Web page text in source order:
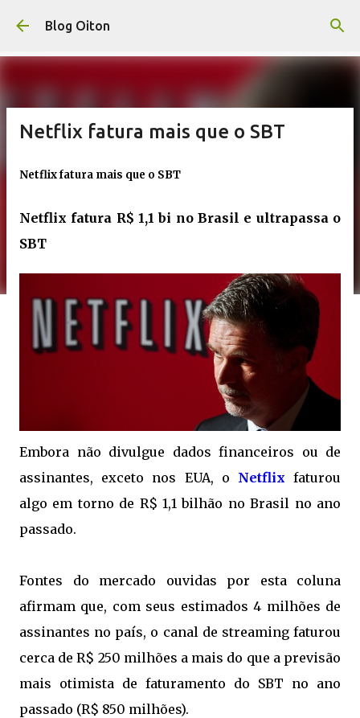
Pular para o conteúdo principal
Blog Oiton
Netflix fatura mais que o SBT
Netflix fatura mais que o SBT
Netflix fatura R$ 1,1 bi no Brasil e ultrapassa o
SBT
Embora não divulgue dados financeiros ou de
assinantes, exceto nos EUA, o Netflixfaturou
algo em torno de R$ 1,1 bilhão no Brasil no ano
passado.
Fontes do mercado ouvidas por esta coluna
afirmam que, com seus estimados 4 milhões de
assinantes no país, o canal de streaming faturou
cerca de R$ 250 milhões a mais do que a previsão
mais otimista de faturamento do SBT no ano
passado (R$ 850 milhões).